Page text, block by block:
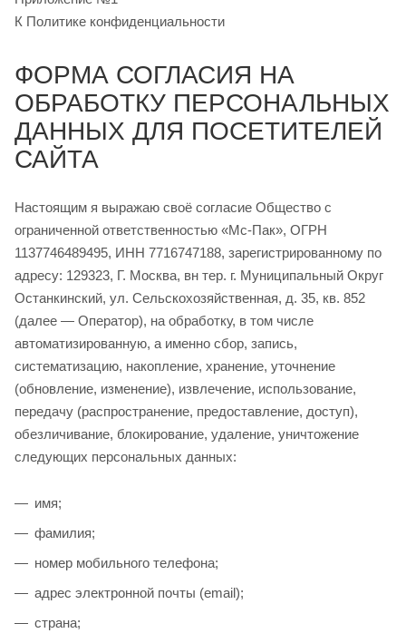
К Политике конфиденциальности
ФОРМА СОГЛАСИЯ НА
ОБРАБОТКУ ПЕРСОНАЛЬНЫХ
ДАННЫХ ДЛЯ ПОСЕТИТЕЛЕЙ
САЙТА
Настоящим я выражаю своё согласие Общество с
ограниченной ответственностью «Мс-Пак», ОГРН
1137746489495, ИНН 7716747188, зарегистрированному по
адресу: 129323, Г. Москва, вн тер. г. Муниципальный Округ
Останкинский, ул. Сельскохозяйственная, д. 35, кв. 852
(далее — Оператор), на обработку, в том числе
автоматизированную, а именно сбор, запись,
систематизацию, накопление, хранение, уточнение
(обновление, изменение), извлечение, использование,
передачу (распространение, предоставление, доступ),
обезличивание, блокирование, удаление, уничтожение
следующих персональных данных:
имя;
фамилия;
номер мобильного телефона;
адрес электронной почты (email);
страна;